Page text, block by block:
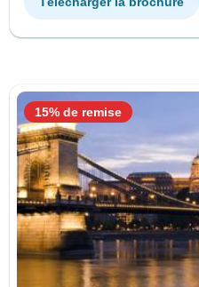
15% de remise